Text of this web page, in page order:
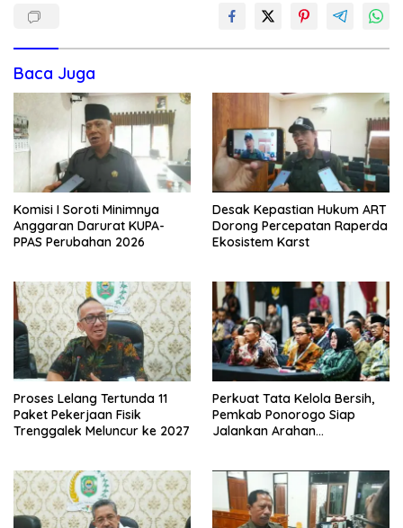
Baca Juga
Komisi I Soroti Minimnya
Anggaran Darurat KUPA-
PPAS Perubahan 2026
Desak Kepastian Hukum ART
Dorong Percepatan Raperda
Ekosistem Karst
Proses Lelang Tertunda 11
Paket Pekerjaan Fisik
Trenggalek Meluncur ke 2027
Perkuat Tata Kelola Bersih,
Pemkab Ponorogo Siap
Jalankan Arahan